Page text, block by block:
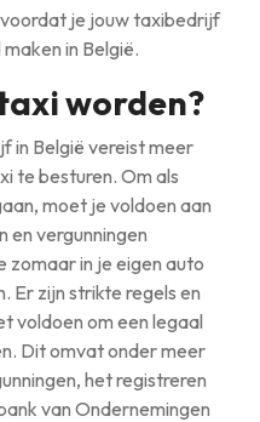
je jouw taxibedrijf
in België.
worden?
in België vereist meer
te besturen. Om als
moet je voldoen aan
vergunningen
zomaar in je eigen auto
Er zijn strikte regels en
voldoen om een legaal
Dit omvat onder meer
het registreren
van Ondernemingen